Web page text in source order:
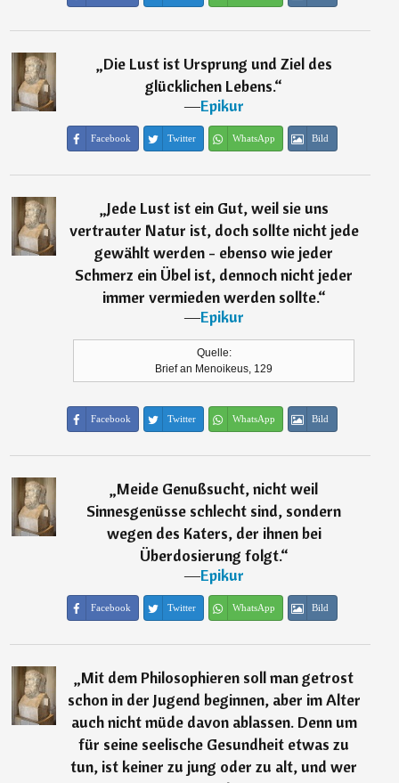
„Die Lust ist Ursprung und Ziel des
glücklichen Lebens.“
―Epikur
Facebook Twitter WhatsApp Bild
„Jede Lust ist ein Gut, weil sie uns
vertrauter Natur ist, doch sollte nicht jede
gewählt werden - ebenso wie jeder
Schmerz ein Übel ist, dennoch nicht jeder
immer vermieden werden sollte.“
―Epikur
Quelle:
Brief an Menoikeus, 129
Facebook Twitter WhatsApp Bild
„Meide Genußsucht, nicht weil
Sinnesgenüsse schlecht sind, sondern
wegen des Katers, der ihnen bei
Überdosierung folgt.“
―Epikur
Facebook Twitter WhatsApp Bild
„Mit dem Philosophieren soll man getrost
schon in der Jugend beginnen, aber im Alter
auch nicht müde davon ablassen. Denn um
für seine seelische Gesundheit etwas zu
tun, ist keiner zu jung oder zu alt, und wer